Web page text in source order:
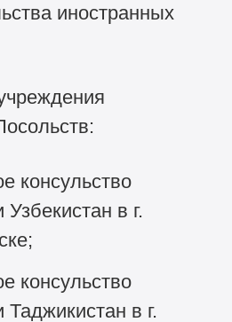
иностранных
консульство
в г.
консульство
Таджикистан в г.